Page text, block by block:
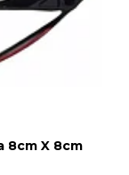
8cm X 8cm